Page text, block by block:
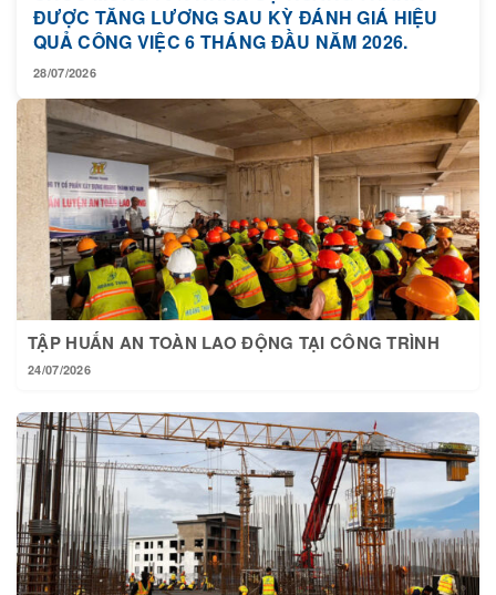
ĐƯỢC TĂNG LƯƠNG SAU KỲ ĐÁNH GIÁ HIỆU
QUẢ CÔNG VIỆC 6 THÁNG ĐẦU NĂM 2026.
28/07/2026
TẬP HUẤN AN TOÀN LAO ĐỘNG TẠI CÔNG TRÌNH
24/07/2026